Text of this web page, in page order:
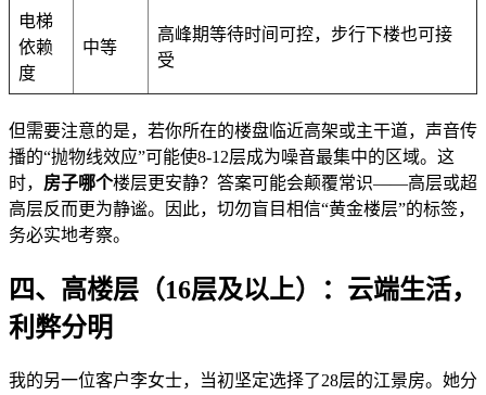
电梯
依赖
度
中等
高峰期等待时间可控，步行下楼也可接
受
但需要注意的是，若你所在的楼盘临近高架或主干道，声音传
播的“抛物线效应”可能使8-12层成为噪音最集中的区域。这
时， 房子哪个楼层更安静？答案可能会颠覆常识——高层或超
高层反而更为静谧。因此，切勿盲目相信“黄金楼层”的标签，
务必实地考察。
四、高楼层（16层及以上）：云端生活，
利弊分明
我的另一位客户李女士，当初坚定选择了28层的江景房。她分